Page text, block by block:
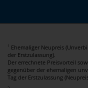
1
Ehemaliger Neupreis
der Erstzulassung).
Der errechnete Preisvorteil
gegenüber der ehemaligen
Tag der Erstzulassung